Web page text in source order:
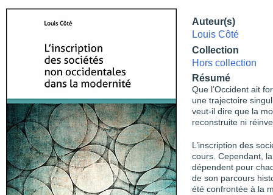
Auteur(s)
Louis Côté
Collection
Hors collection
Résumé
Que l’Occident ait
une trajectoire
veut-il dire que la
reconstruite ni
L’inscription des
cours. Cependant,
dépendent pour
de son parcours
été confrontée à la